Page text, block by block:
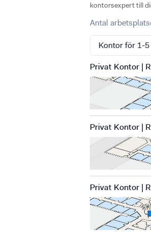
kontorsexpert till
Antal
Privat Kontor |
Privat Kontor |
Privat Kontor |